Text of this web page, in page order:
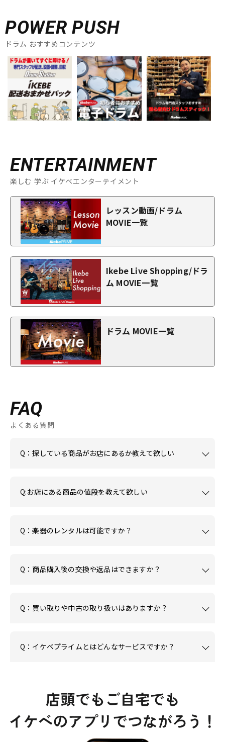
POWER PUSH
ドラム おすすめコンテンツ
ENTERTAINMENT
楽しむ 学ぶ イケベエンターテイメント
レッスン動画/ドラム
MOVIE一覧
Ikebe Live Shopping/ドラ
ム MOVIE一覧
ドラム MOVIE一覧
FAQ
よくある質問
Q：探している商品がお店にあるか教えて欲しい
Q:お店にある商品の値段を教えて欲しい
Q：楽器のレンタルは可能ですか？
Q：商品購入後の交換や返品はできますか？
Q：買い取りや中古の取り扱いはありますか？
Q：イケベプライムとはどんなサービスですか？